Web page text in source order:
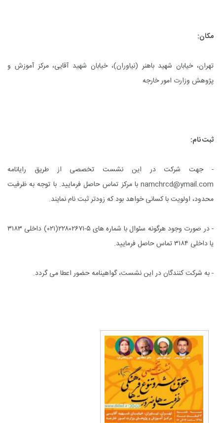
مکان:
تهران، خیابان شهید باهنر (نیاوران)، خیابان شهید آقایی، مرکز آموزش و
پژوهش وزارت امور خارجه
ثبت نام:
- جهت شرکت در این نشست تخصصی از طریق رایانامه
namchrcd@ymail.com با مرکز تماس حاصل فرمایید. با توجه به ظرفیت
محدود، اولویت با کسانی خواهد بود که زودتر ثبت نام نمایند.
- در صورت وجود هرگونه سئوال با شماره های ۵-۲۲۸۰۲۶۷۱(۰۲۱) داخلی ۳۱۸۳
یا داخلی ۳۱۸۴ تماس حاصل فرمایید.
- به شرکت کنندگان در این نشست، گواهینامه حضور اعطا می گردد.